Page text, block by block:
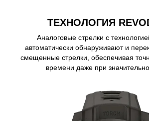
ТЕХНОЛОГИЯ
Аналоговые стрелки с
автоматически обнаруживают и
смещенные стрелки, обеспечивая
времени даже при